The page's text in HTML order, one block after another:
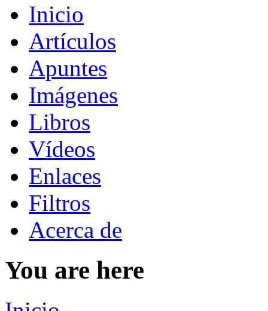
Inicio
Artículos
Apuntes
Imágenes
Libros
Vídeos
Enlaces
Filtros
Acerca de
You are here